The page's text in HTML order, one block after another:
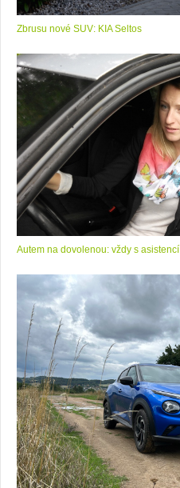
Zbrusu nové SUV: KIA Seltos
Autem na dovolenou: vždy s asistencí